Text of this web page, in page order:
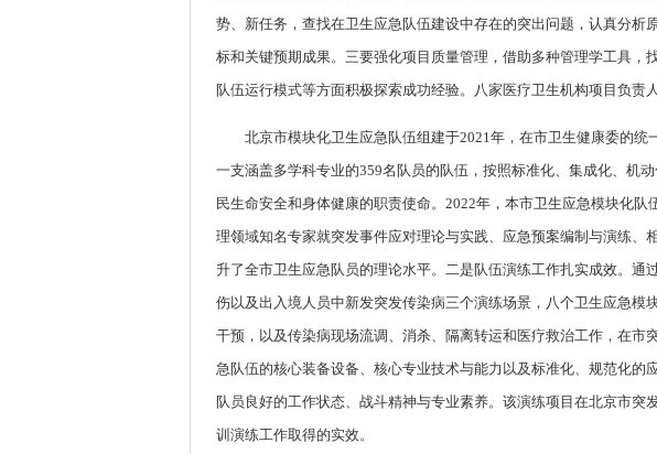
势、新任务，查找在卫生应急队伍建设中存在的突出问题，认真分
标和关键预期成果。三要强化项目质量管理，借助多种管理学工具，
队伍运行模式等方面积极探索成功经验。八家医疗卫生机构项目负责
北京市模块化卫生应急队伍组建于2021年，在市卫生健康委的
一支涵盖多学科专业的359名队员的队伍，按照标准化、集成化、机
民生命安全和身体健康的职责使命。2022年，本市卫生应急模块化
理领域知名专家就突发事件应对理论与实践、应急预案编制与演练、
升了全市卫生应急队员的理论水平。二是队伍演练工作扎实成效。
伤以及出入境人员中新发突发传染病三个演练场景，八个卫生应急
干预，以及传染病现场流调、消杀、隔离转运和医疗救治工作，在
急队伍的核心装备设备、核心专业技术与能力以及标准化、规范化
队员良好的工作状态、战斗精神与专业素养。该演练项目在北京市
训演练工作取得的实效。